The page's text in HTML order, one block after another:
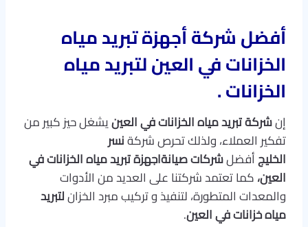
أفضل شركة أجهزة تبريد مياه
الخزانات في العين لتبريد مياه
الخزانات .
إنشركةتبريد مياه الخزانات في العينيشغل حيز كبير من
تفكير العملاء، ولذلك تحرص شركةنسر
الخليجأفضلشركات صيانةاجهزة تبريد مياه الخزانات في
العين،كما تعتمد شركتنا على العديد من الأدوات
والمعدات المتطورة، لتنفيذ و تركيب مبرد الخزانلتبريد
مياه خزانات في العين.